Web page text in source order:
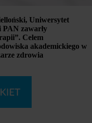
Uniwersytet
zawarły
Celem
akademickiego w
zdrowia